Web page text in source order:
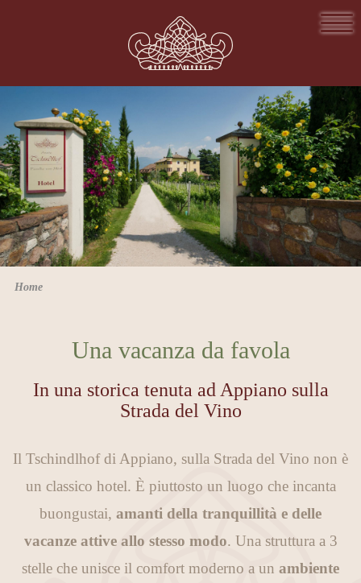
Home
Una vacanza da favola
In una storica tenuta ad Appiano sulla
Strada del Vino
Il Tschindlhof di Appiano, sulla Strada del Vino non è
un classico hotel. È piuttosto un luogo che incanta
buongustai, amanti della tranquillità e delle
vacanze attive allo stesso modo. Una struttura a 3
stelle che unisce il comfort moderno a un ambiente